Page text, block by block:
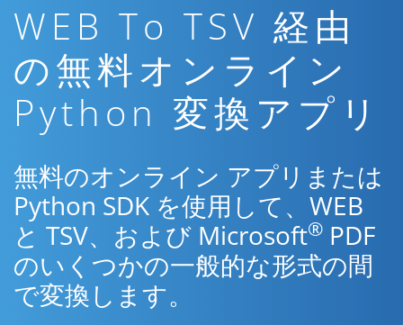
WEB To TSV 経由
の無料オンライン
Python 変換アプリ
無料のオンライン アプリまたは
Python SDK を使用して、WEB
と TSV、および Microsoft® PDF
のいくつかの一般的な形式の間
で変換します。